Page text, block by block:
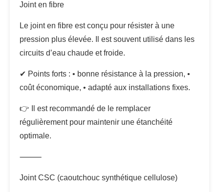
Joint en fibre
Le joint en fibre est conçu pour résister à une
pression plus élevée. Il est souvent utilisé dans les
circuits d’eau chaude et froide.
✔ Points forts : • bonne résistance à la pression, •
coût économique, • adapté aux installations fixes.
👉 Il est recommandé de le remplacer
régulièrement pour maintenir une étanchéité
optimale.
⸻
Joint CSC (caoutchouc synthétique cellulose)